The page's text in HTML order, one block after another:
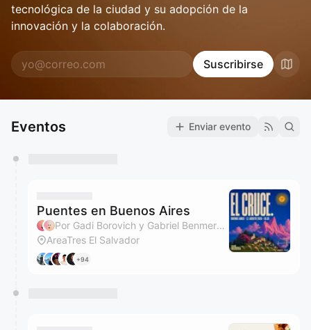
tecnológica de la ciudad y su adopción de la
innovación y la colaboración.
Suscribirse
Eventos Enviar evento
Puentes en Buenos Aires
Por Gadi Borovich y Gabriel Benmergui
AreaTres El Salvador
+94